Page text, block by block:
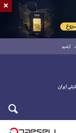
آرشیو
×